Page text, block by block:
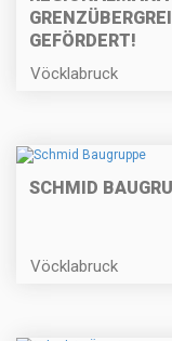
EFÖRDERT!
Vöcklabruck
SCHMID
Vöcklabruck